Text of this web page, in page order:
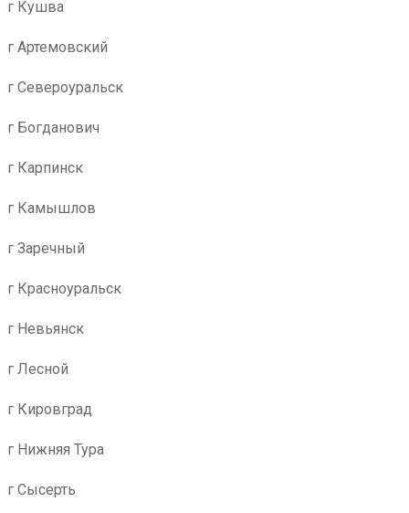
г Кушва
г Артемовский
г Североуральск
г Богданович
г Карпинск
г Камышлов
г Заречный
г Красноуральск
г Невьянск
г Лесной
г Кировград
г Нижняя Тура
г Сысерть